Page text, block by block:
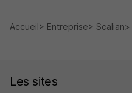
Accueil Entreprise Scalian
Les sites